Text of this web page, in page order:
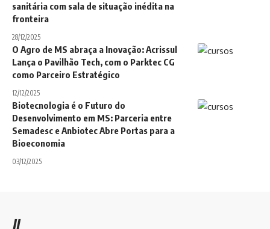
sanitária com sala de situação inédita na
fronteira
28/12/2025
O Agro de MS abraça a Inovação: Acrissul
Lança o Pavilhão Tech, com o Parktec CG
como Parceiro Estratégico
12/12/2025
Biotecnologia é o Futuro do
Desenvolvimento em MS: Parceria entre
Semadesc e Anbiotec Abre Portas para a
Bioeconomia
03/12/2025